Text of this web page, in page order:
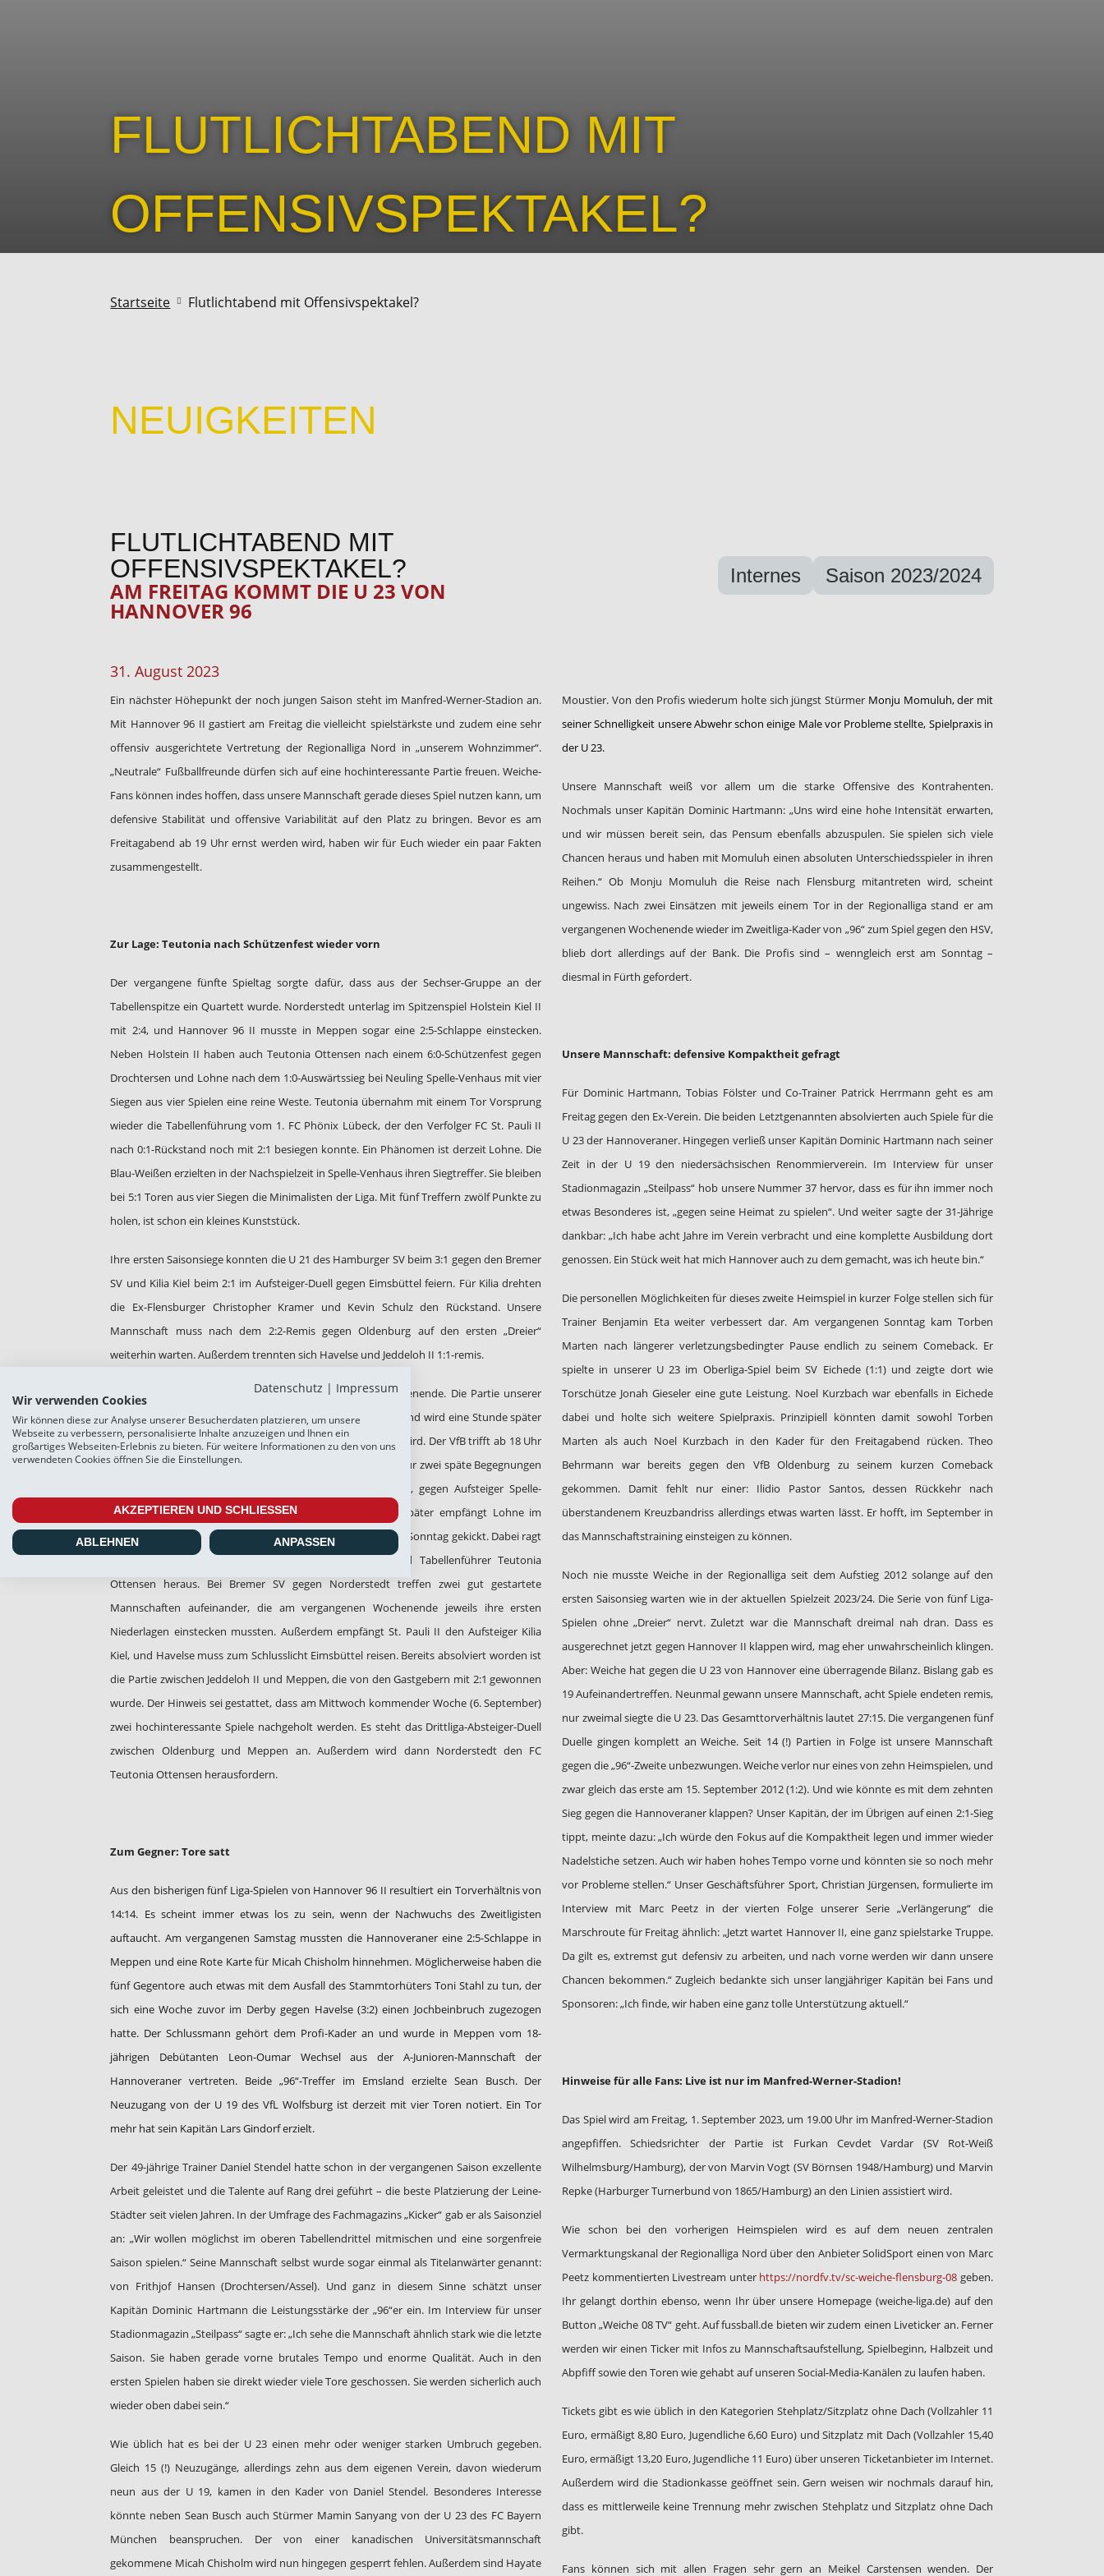
FLUTLICHTABEND MIT
OFFENSIVSPEKTAKEL?
Startseite  Flutlichtabend mit Offensivspektakel?
NEUIGKEITEN
FLUTLICHTABEND MIT
OFFENSIVSPEKTAKEL?
AM FREITAG KOMMT DIE U 23 VON
HANNOVER 96
Internes Saison 2023/2024
31. August 2023
Ein nächster Höhepunkt der noch jungen Saison steht im Manfred-Werner-Stadion an.
Mit Hannover 96 II gastiert am Freitag die vielleicht spielstärkste und zudem eine sehr
offensiv ausgerichtete Vertretung der Regionalliga Nord in „unserem Wohnzimmer“.
„Neutrale“ Fußballfreunde dürfen sich auf eine hochinteressante Partie freuen. Weiche-
Fans können indes hoffen, dass unsere Mannschaft gerade dieses Spiel nutzen kann, um
defensive Stabilität und offensive Variabilität auf den Platz zu bringen. Bevor es am
Freitagabend ab 19 Uhr ernst werden wird, haben wir für Euch wieder ein paar Fakten
zusammengestellt.
Zur Lage: Teutonia nach Schützenfest wieder vorn
Der vergangene fünfte Spieltag sorgte dafür, dass aus der Sechser-Gruppe an der
Tabellenspitze ein Quartett wurde. Norderstedt unterlag im Spitzenspiel Holstein Kiel II
mit 2:4, und Hannover 96 II musste in Meppen sogar eine 2:5-Schlappe einstecken.
Neben Holstein II haben auch Teutonia Ottensen nach einem 6:0-Schützenfest gegen
Drochtersen und Lohne nach dem 1:0-Auswärtssieg bei Neuling Spelle-Venhaus mit vier
Siegen aus vier Spielen eine reine Weste. Teutonia übernahm mit einem Tor Vorsprung
wieder die Tabellenführung vom 1. FC Phönix Lübeck, der den Verfolger FC St. Pauli II
nach 0:1-Rückstand noch mit 2:1 besiegen konnte. Ein Phänomen ist derzeit Lohne. Die
Blau-Weißen erzielten in der Nachspielzeit in Spelle-Venhaus ihren Siegtreffer. Sie bleiben
bei 5:1 Toren aus vier Siegen die Minimalisten der Liga. Mit fünf Treffern zwölf Punkte zu
holen, ist schon ein kleines Kunststück.
Ihre ersten Saisonsiege konnten die U 21 des Hamburger SV beim 3:1 gegen den Bremer
SV und Kilia Kiel beim 2:1 im Aufsteiger-Duell gegen Eimsbüttel feiern. Für Kilia drehten
die Ex-Flensburger Christopher Kramer und Kevin Schulz den Rückstand. Unsere
Mannschaft muss nach dem 2:2-Remis gegen Oldenburg auf den ersten „Dreier“
weiterhin warten. Außerdem trennten sich Havelse und Jeddeloh II 1:1-remis.
Weiter geht es mit dem 6. Spieltag am kommenden Wochenende. Die Partie unserer
Mannschaft gegen die U 23 von Hannover 96 am Freitagabend wird eine Stunde später
als jene in Oldenburg angepfiffen, wo der Spieltag eröffnet wird. Der VfB trifft ab 18 Uhr
auf die U 21 des Hamburger SV. Auch am Samstag stehen nur zwei späte Begegnungen
auf dem Spielplan. Ab 17 Uhr versucht Drochtersen/Assel, gegen Aufsteiger Spelle-
Venhaus den ersten Sieg zu landen. Noch eine Stunde später empfängt Lohne im
Spitzenspiel den 1. FC Phönix Lübeck. Viermal wird dann am Sonntag gekickt. Dabei ragt
die Paarung zwischen dem Dritten, Holstein Kiel II, und Tabellenführer Teutonia
Ottensen heraus. Bei Bremer SV gegen Norderstedt treffen zwei gut gestartete
Mannschaften aufeinander, die am vergangenen Wochenende jeweils ihre ersten
Niederlagen einstecken mussten. Außerdem empfängt St. Pauli II den Aufsteiger Kilia
Kiel, und Havelse muss zum Schlusslicht Eimsbüttel reisen. Bereits absolviert worden ist
die Partie zwischen Jeddeloh II und Meppen, die von den Gastgebern mit 2:1 gewonnen
wurde. Der Hinweis sei gestattet, dass am Mittwoch kommender Woche (6. September)
zwei hochinteressante Spiele nachgeholt werden. Es steht das Drittliga-Absteiger-Duell
zwischen Oldenburg und Meppen an. Außerdem wird dann Norderstedt den FC
Teutonia Ottensen herausfordern.
Zum Gegner: Tore satt
Aus den bisherigen fünf Liga-Spielen von Hannover 96 II resultiert ein Torverhältnis von
14:14. Es scheint immer etwas los zu sein, wenn der Nachwuchs des Zweitligisten
auftaucht. Am vergangenen Samstag mussten die Hannoveraner eine 2:5-Schlappe in
Meppen und eine Rote Karte für Micah Chisholm hinnehmen. Möglicherweise haben die
fünf Gegentore auch etwas mit dem Ausfall des Stammtorhüters Toni Stahl zu tun, der
sich eine Woche zuvor im Derby gegen Havelse (3:2) einen Jochbeinbruch zugezogen
hatte. Der Schlussmann gehört dem Profi-Kader an und wurde in Meppen vom 18-
jährigen Debütanten Leon-Oumar Wechsel aus der A-Junioren-Mannschaft der
Hannoveraner vertreten. Beide „96“-Treffer im Emsland erzielte Sean Busch. Der
Neuzugang von der U 19 des VfL Wolfsburg ist derzeit mit vier Toren notiert. Ein Tor
mehr hat sein Kapitän Lars Gindorf erzielt.
Der 49-jährige Trainer Daniel Stendel hatte schon in der vergangenen Saison exzellente
Arbeit geleistet und die Talente auf Rang drei geführt – die beste Platzierung der Leine-
Städter seit vielen Jahren. In der Umfrage des Fachmagazins „Kicker“ gab er als Saisonziel
an: „Wir wollen möglichst im oberen Tabellendrittel mitmischen und eine sorgenfreie
Saison spielen.“ Seine Mannschaft selbst wurde sogar einmal als Titelanwärter genannt:
von Frithjof Hansen (Drochtersen/Assel). Und ganz in diesem Sinne schätzt unser
Kapitän Dominic Hartmann die Leistungsstärke der „96“er ein. Im Interview für unser
Stadionmagazin „Steilpass“ sagte er: „Ich sehe die Mannschaft ähnlich stark wie die letzte
Saison. Sie haben gerade vorne brutales Tempo und enorme Qualität. Auch in den
ersten Spielen haben sie direkt wieder viele Tore geschossen. Sie werden sicherlich auch
wieder oben dabei sein.“
Wie üblich hat es bei der U 23 einen mehr oder weniger starken Umbruch gegeben.
Gleich 15 (!) Neuzugänge, allerdings zehn aus dem eigenen Verein, davon wiederum
neun aus der U 19, kamen in den Kader von Daniel Stendel. Besonderes Interesse
könnte neben Sean Busch auch Stürmer Mamin Sanyang von der U 23 des FC Bayern
München beanspruchen. Der von einer kanadischen Universitätsmannschaft
gekommene Micah Chisholm wird nun hingegen gesperrt fehlen. Außerdem sind Hayate
Moustier. Von den Profis wiederum holte sich jüngst Stürmer Monju Momuluh, der mit
seiner Schnelligkeit unsere Abwehr schon einige Male vor Probleme stellte, Spielpraxis in
der U 23.
Unsere Mannschaft weiß vor allem um die starke Offensive des Kontrahenten.
Nochmals unser Kapitän Dominic Hartmann: „Uns wird eine hohe Intensität erwarten,
und wir müssen bereit sein, das Pensum ebenfalls abzuspulen. Sie spielen sich viele
Chancen heraus und haben mit Momuluh einen absoluten Unterschiedsspieler in ihren
Reihen.“ Ob Monju Momuluh die Reise nach Flensburg mitantreten wird, scheint
ungewiss. Nach zwei Einsätzen mit jeweils einem Tor in der Regionalliga stand er am
vergangenen Wochenende wieder im Zweitliga-Kader von „96“ zum Spiel gegen den HSV,
blieb dort allerdings auf der Bank. Die Profis sind – wenngleich erst am Sonntag –
diesmal in Fürth gefordert.
Unsere Mannschaft: defensive Kompaktheit gefragt
Für Dominic Hartmann, Tobias Fölster und Co-Trainer Patrick Herrmann geht es am
Freitag gegen den Ex-Verein. Die beiden Letztgenannten absolvierten auch Spiele für die
U 23 der Hannoveraner. Hingegen verließ unser Kapitän Dominic Hartmann nach seiner
Zeit in der U 19 den niedersächsischen Renommierverein. Im Interview für unser
Stadionmagazin „Steilpass“ hob unsere Nummer 37 hervor, dass es für ihn immer noch
etwas Besonderes ist, „gegen seine Heimat zu spielen“. Und weiter sagte der 31-Jährige
dankbar: „Ich habe acht Jahre im Verein verbracht und eine komplette Ausbildung dort
genossen. Ein Stück weit hat mich Hannover auch zu dem gemacht, was ich heute bin.“
Die personellen Möglichkeiten für dieses zweite Heimspiel in kurzer Folge stellen sich für
Trainer Benjamin Eta weiter verbessert dar. Am vergangenen Sonntag kam Torben
Marten nach längerer verletzungsbedingter Pause endlich zu seinem Comeback. Er
spielte in unserer U 23 im Oberliga-Spiel beim SV Eichede (1:1) und zeigte dort wie
Torschütze Jonah Gieseler eine gute Leistung. Noel Kurzbach war ebenfalls in Eichede
dabei und holte sich weitere Spielpraxis. Prinzipiell könnten damit sowohl Torben
Marten als auch Noel Kurzbach in den Kader für den Freitagabend rücken. Theo
Behrmann war bereits gegen den VfB Oldenburg zu seinem kurzen Comeback
gekommen. Damit fehlt nur einer: Ilidio Pastor Santos, dessen Rückkehr nach
überstandenem Kreuzbandriss allerdings etwas warten lässt. Er hofft, im September in
das Mannschaftstraining einsteigen zu können.
Noch nie musste Weiche in der Regionalliga seit dem Aufstieg 2012 solange auf den
ersten Saisonsieg warten wie in der aktuellen Spielzeit 2023/24. Die Serie von fünf Liga-
Spielen ohne „Dreier“ nervt. Zuletzt war die Mannschaft dreimal nah dran. Dass es
ausgerechnet jetzt gegen Hannover II klappen wird, mag eher unwahrscheinlich klingen.
Aber: Weiche hat gegen die U 23 von Hannover eine überragende Bilanz. Bislang gab es
19 Aufeinandertreffen. Neunmal gewann unsere Mannschaft, acht Spiele endeten remis,
nur zweimal siegte die U 23. Das Gesamttorverhältnis lautet 27:15. Die vergangenen fünf
Duelle gingen komplett an Weiche. Seit 14 (!) Partien in Folge ist unsere Mannschaft
gegen die „96“-Zweite unbezwungen. Weiche verlor nur eines von zehn Heimspielen, und
zwar gleich das erste am 15. September 2012 (1:2). Und wie könnte es mit dem zehnten
Sieg gegen die Hannoveraner klappen? Unser Kapitän, der im Übrigen auf einen 2:1-Sieg
tippt, meinte dazu: „Ich würde den Fokus auf die Kompaktheit legen und immer wieder
Nadelstiche setzen. Auch wir haben hohes Tempo vorne und könnten sie so noch mehr
vor Probleme stellen.“ Unser Geschäftsführer Sport, Christian Jürgensen, formulierte im
Interview mit Marc Peetz in der vierten Folge unserer Serie „Verlängerung“ die
Marschroute für Freitag ähnlich: „Jetzt wartet Hannover II, eine ganz spielstarke Truppe.
Da gilt es, extremst gut defensiv zu arbeiten, und nach vorne werden wir dann unsere
Chancen bekommen.“ Zugleich bedankte sich unser langjähriger Kapitän bei Fans und
Sponsoren: „Ich finde, wir haben eine ganz tolle Unterstützung aktuell.“
Hinweise für alle Fans: Live ist nur im Manfred-Werner-Stadion!
Das Spiel wird am Freitag, 1. September 2023, um 19.00 Uhr im Manfred-Werner-Stadion
angepfiffen. Schiedsrichter der Partie ist Furkan Cevdet Vardar (SV Rot-Weiß
Wilhelmsburg/Hamburg), der von Marvin Vogt (SV Börnsen 1948/Hamburg) und Marvin
Repke (Harburger Turnerbund von 1865/Hamburg) an den Linien assistiert wird.
Wie schon bei den vorherigen Heimspielen wird es auf dem neuen zentralen
Vermarktungskanal der Regionalliga Nord über den Anbieter SolidSport einen von Marc
Peetz kommentierten Livestream unter https://nordfv.tv/sc-weiche-flensburg-08 geben.
Ihr gelangt dorthin ebenso, wenn Ihr über unsere Homepage (weiche-liga.de) auf den
Button „Weiche 08 TV“ geht. Auf fussball.de bieten wir zudem einen Liveticker an. Ferner
werden wir einen Ticker mit Infos zu Mannschaftsaufstellung, Spielbeginn, Halbzeit und
Abpfiff sowie den Toren wie gehabt auf unseren Social-Media-Kanälen zu laufen haben.
Tickets gibt es wie üblich in den Kategorien Stehplatz/Sitzplatz ohne Dach (Vollzahler 11
Euro, ermäßigt 8,80 Euro, Jugendliche 6,60 Euro) und Sitzplatz mit Dach (Vollzahler 15,40
Euro, ermäßigt 13,20 Euro, Jugendliche 11 Euro) über unseren Ticketanbieter im Internet.
Außerdem wird die Stadionkasse geöffnet sein. Gern weisen wir nochmals darauf hin,
dass es mittlerweile keine Trennung mehr zwischen Stehplatz und Sitzplatz ohne Dach
gibt.
Fans können sich mit allen Fragen sehr gern an Meikel Carstensen wenden. Der
Datenschutz | Impressum
Wir verwenden Cookies
Wir können diese zur Analyse unserer Besucherdaten platzieren, um unsere
Webseite zu verbessern, personalisierte Inhalte anzuzeigen und Ihnen ein
großartiges Webseiten-Erlebnis zu bieten. Für weitere Informationen zu den von uns
verwendeten Cookies öffnen Sie die Einstellungen.
AKZEPTIEREN UND SCHLIESSEN
ABLEHNEN ANPASSEN